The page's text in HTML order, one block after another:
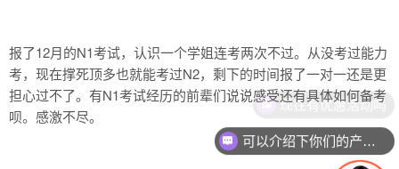
说法？
留学有帮助？
说法？
有什么全面了解日本
的记录片？
日语中“他／她”有多
少种说法？
有什么让你想放弃学
日语的瞬间？
大家的日语练习ABC
该怎么做？
传送用
日本留学做什么能防
止抑郁？
传统日本婚礼是怎样
初级日语的は和が的
日本留学打工时必须
掌握的用语？
安卓上有哪些好的日
日语中“気”有多少种
报了12月的N1考试，认识一个学姐连考两次不过。从没考过能力
考，现在撑死顶多也就能考过N2，剩下的时间报了一对一还是更
担心过不了。有N1考试经历的前辈们说说感受还有具体如何备考
呗。感激不尽。
现在有优惠活动吗